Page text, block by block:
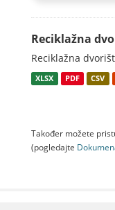
Reciklažna
Reciklažna
XLSX PDF CSV
Također možete
(pogledajte